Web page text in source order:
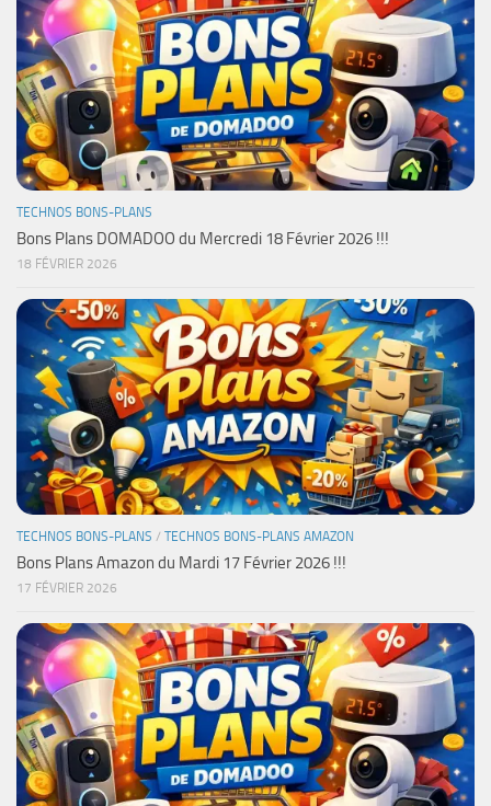
TECHNOS BONS-PLANS
Bons Plans DOMADOO du Mercredi 18 Février 2026 !!!
18 FÉVRIER 2026
TECHNOS BONS-PLANS / TECHNOS BONS-PLANS AMAZON
Bons Plans Amazon du Mardi 17 Février 2026 !!!
17 FÉVRIER 2026